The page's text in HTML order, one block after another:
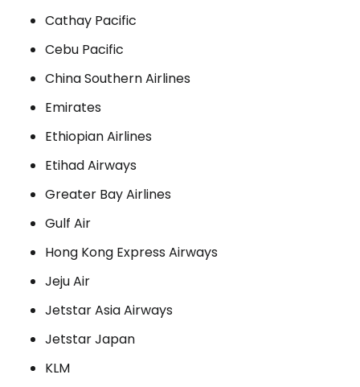
Cathay Pacific
Cebu Pacific
China Southern Airlines
Emirates
Ethiopian Airlines
Etihad Airways
Greater Bay Airlines
Gulf Air
Hong Kong Express Airways
Jeju Air
Jetstar Asia Airways
Jetstar Japan
KLM